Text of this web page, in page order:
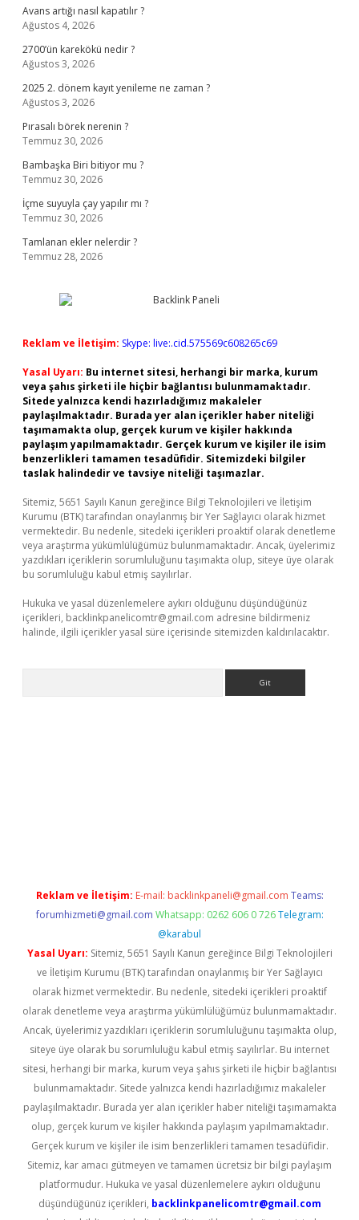
Avans artığı nasıl kapatılır ?
Ağustos 4, 2026
2700’ün karekökü nedir ?
Ağustos 3, 2026
2025 2. dönem kayıt yenileme ne zaman ?
Ağustos 3, 2026
Pırasalı börek nerenin ?
Temmuz 30, 2026
Bambaşka Biri bitiyor mu ?
Temmuz 30, 2026
İçme suyuyla çay yapılır mı ?
Temmuz 30, 2026
Tamlanan ekler nelerdir ?
Temmuz 28, 2026
Reklam ve İletişim: Skype: live:.cid.575569c608265c69
Yasal Uyarı: Bu internet sitesi, herhangi bir marka, kurum
veya şahıs şirketi ile hiçbir bağlantısı bulunmamaktadır.
Sitede yalnızca kendi hazırladığımız makaleler
paylaşılmaktadır. Burada yer alan içerikler haber niteliği
taşımamakta olup, gerçek kurum ve kişiler hakkında
paylaşım yapılmamaktadır. Gerçek kurum ve kişiler ile isim
benzerlikleri tamamen tesadüfidir. Sitemizdeki bilgiler
taslak halindedir ve tavsiye niteliği taşımazlar.
Sitemiz, 5651 Sayılı Kanun gereğince Bilgi Teknolojileri ve İletişim
Kurumu (BTK) tarafından onaylanmış bir Yer Sağlayıcı olarak hizmet
vermektedir. Bu nedenle, sitedeki içerikleri proaktif olarak denetleme
veya araştırma yükümlülüğümüz bulunmamaktadır. Ancak, üyelerimiz
yazdıkları içeriklerin sorumluluğunu taşımakta olup, siteye üye olarak
bu sorumluluğu kabul etmiş sayılırlar.
Hukuka ve yasal düzenlemelere aykırı olduğunu düşündüğünüz
içerikleri, backlinkpanelicomtr@gmail.com adresine bildirmeniz
halinde, ilgili içerikler yasal süre içerisinde sitemizden kaldırılacaktır.
Reklam ve İletişim: E-mail: backlinkpaneli@gmail.com Teams:
forumhizmeti@gmail.com Whatsapp: 0262 606 0 726 Telegram:
@karabul
Yasal Uyarı: Sitemiz, 5651 Sayılı Kanun gereğince Bilgi Teknolojileri
ve İletişim Kurumu (BTK) tarafından onaylanmış bir Yer Sağlayıcı
olarak hizmet vermektedir. Bu nedenle, sitedeki içerikleri proaktif
olarak denetleme veya araştırma yükümlülüğümüz bulunmamaktadır.
Ancak, üyelerimiz yazdıkları içeriklerin sorumluluğunu taşımakta olup,
siteye üye olarak bu sorumluluğu kabul etmiş sayılırlar. Bu internet
sitesi, herhangi bir marka, kurum veya şahıs şirketi ile hiçbir bağlantısı
bulunmamaktadır. Sitede yalnızca kendi hazırladığımız makaleler
paylaşılmaktadır. Burada yer alan içerikler haber niteliği taşımamakta
olup, gerçek kurum ve kişiler hakkında paylaşım yapılmamaktadır.
Gerçek kurum ve kişiler ile isim benzerlikleri tamamen tesadüfidir.
Sitemiz, kar amacı gütmeyen ve tamamen ücretsiz bir bilgi paylaşım
platformudur. Hukuka ve yasal düzenlemelere aykırı olduğunu
düşündüğünüz içerikleri, backlinkpanelicomtr@gmail.com